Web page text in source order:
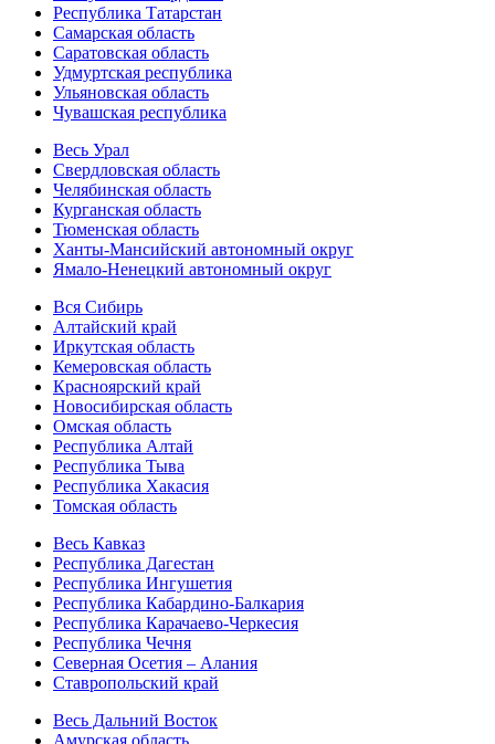
Республика Татарстан
Самарская область
Саратовская область
Удмуртская республика
Ульяновская область
Чувашская республика
Весь Урал
Свердловская область
Челябинская область
Курганская область
Тюменская область
Ханты-Мансийский автономный округ
Ямало-Ненецкий автономный округ
Вся Сибирь
Алтайский край
Иркутская область
Кемеровская область
Красноярский край
Новосибирская область
Омская область
Республика Алтай
Республика Тыва
Республика Хакасия
Томская область
Весь Кавказ
Республика Дагестан
Республика Ингушетия
Республика Кабардино-Балкария
Республика Карачаево-Черкесия
Республика Чечня
Северная Осетия – Алания
Ставропольский край
Весь Дальний Восток
Амурская область